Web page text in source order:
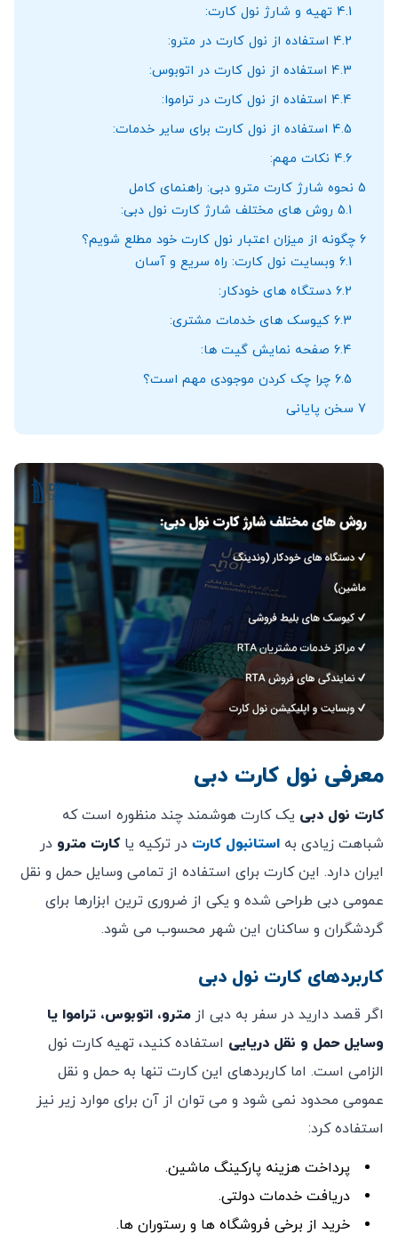
4.1 تهیه و شارژ نول کارت:
4.2 استفاده از نول کارت در مترو:
4.3 استفاده از نول کارت در اتوبوس:
4.4 استفاده از نول کارت در تراموا:
4.5 استفاده از نول کارت برای سایر خدمات:
4.6 نکات مهم:
5 نحوه شارژ کارت مترو دبی: راهنمای کامل
5.1 روش ‌های مختلف شارژ کارت نول دبی:
6 چگونه از میزان اعتبار نول کارت خود مطلع شویم؟
6.1 وبسایت نول کارت: راه سریع و آسان
6.2 دستگاه‌ های خودکار:
6.3 کیوسک ‌های خدمات مشتری:
6.4 صفحه نمایش گیت ‌ها:
6.5 چرا چک کردن موجودی مهم است؟
7 سخن پایانی
معرفی نول کارت دبی
کارت نول دبی یک کارت هوشمند چند منظوره است که
شباهت زیادی به استانبول کارت در ترکیه یاکارت مترو در
ایران دارد. این کارت برای استفاده از تمامی وسایل حمل ‌و نقل
عمومی دبی طراحی شده و یکی از ضروری ‌ترین ابزارها برای
گردشگران و ساکنان این شهر محسوب می‌ شود.
کاربردهای کارت نول دبی
اگر قصد دارید در سفر به دبی از مترو، اتوبوس، تراموا یا
وسایل حمل ‌و نقل دریایی استفاده کنید، تهیه کارت نول
الزامی است. اما کاربردهای این کارت تنها به حمل‌ و نقل
عمومی محدود نمی ‌شود و می ‌توان از آن برای موارد زیر نیز
استفاده کرد:
پرداخت هزینه پارکینگ ماشین.
دریافت خدمات دولتی.
خرید از برخی فروشگاه‌ ها و رستوران‌ ها.